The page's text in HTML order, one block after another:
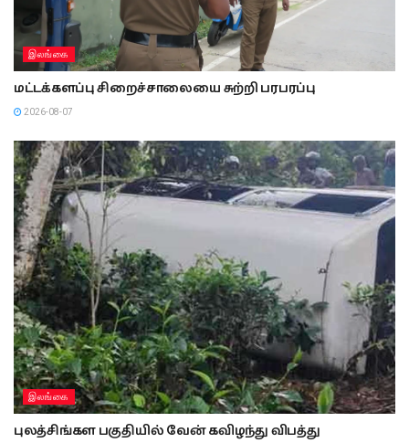
இலங்கை
மட்டக்களப்பு சிறைச்சாலையை சுற்றி பரபரப்பு
2026-08-07
இலங்கை
புலத்சிங்கள பகுதியில் வேன் கவிழந்து விபத்து